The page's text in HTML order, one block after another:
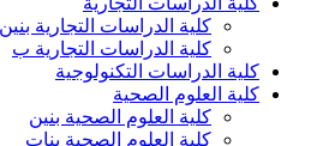
كلية الدراسات التجارية بنين
كلية الدراسات التجارية ب
كلية الدراسات التكنولوجية
كلية العلوم الصحية
كلية العلوم الصحية بنين
كلية العلوم الصحية بنات